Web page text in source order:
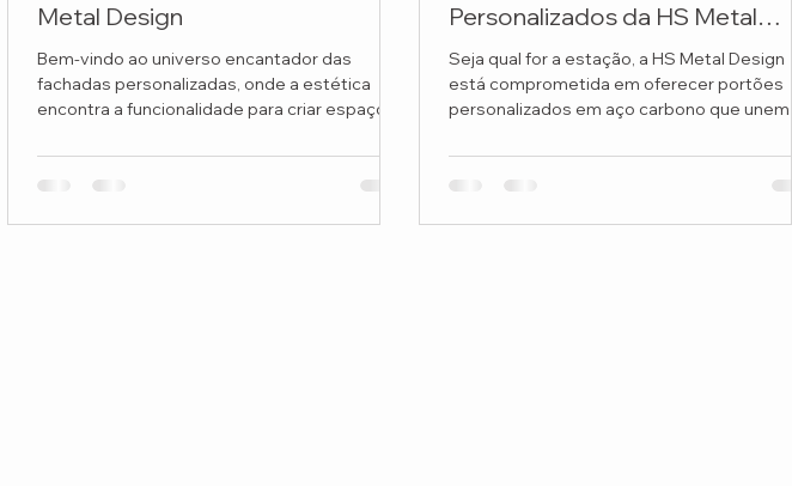
Metal Design
Bem-vindo ao universo encantador das
fachadas personalizadas, onde a estética
encontra a funcionalidade para criar espaços
Personalizados da HS Metal
Design
Seja qual for a estação, a HS Metal Design
está comprometida em oferecer portões
personalizados em aço carbono que unem